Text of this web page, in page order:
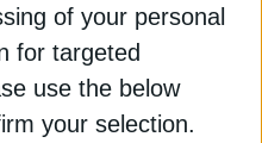
of your personal
for targeted
use the below
your selection.
Σχεδιασμού και
ΥΠΕΝ ο Ευθύμιος